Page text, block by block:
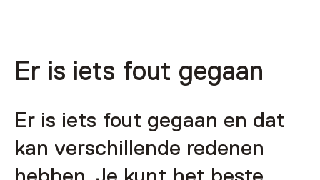
Er is iets fout gegaan
Er is iets fout gegaan en dat
kan verschillende redenen